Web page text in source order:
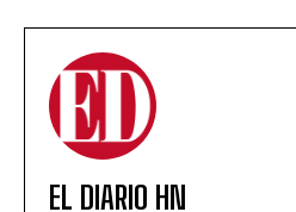
EL DIARIO HN